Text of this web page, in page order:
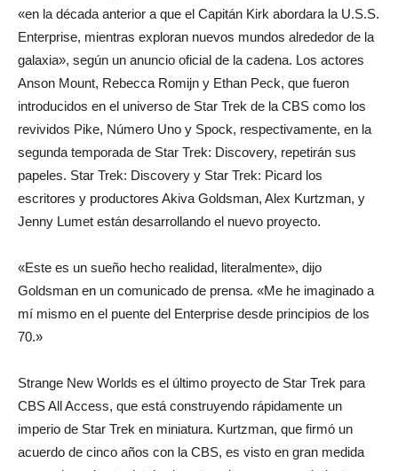
belleza
del
momento
«en la década anterior a que el Capitán Kirk abordara la U.S.S.
Enterprise, mientras exploran nuevos mundos alrededor de la
galaxia», según un anuncio oficial de la cadena. Los actores
Anson Mount, Rebecca Romijn y Ethan Peck, que fueron
introducidos en el universo de Star Trek de la CBS como los
revividos Pike, Número Uno y Spock, respectivamente, en la
segunda temporada de Star Trek: Discovery, repetirán sus
papeles. Star Trek: Discovery y Star Trek: Picard los
escritores y productores Akiva Goldsman, Alex Kurtzman, y
Jenny Lumet están desarrollando el nuevo proyecto.
«Este es un sueño hecho realidad, literalmente», dijo
Goldsman en un comunicado de prensa. «Me he imaginado a
mí mismo en el puente del Enterprise desde principios de los
70.»
Strange New Worlds es el último proyecto de Star Trek para
CBS All Access, que está construyendo rápidamente un
imperio de Star Trek en miniatura. Kurtzman, que firmó un
acuerdo de cinco años con la CBS, es visto en gran medida